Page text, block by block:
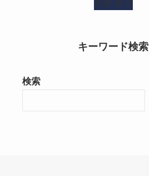
永井 玲子
キーワード検索
検索